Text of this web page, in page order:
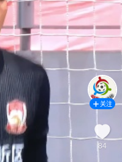
关注
84